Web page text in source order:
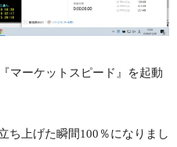
マーケットスピード』を起動
ち上げた瞬間100％になりまし